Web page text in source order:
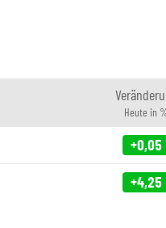
Heute in
+0,05
+4,25